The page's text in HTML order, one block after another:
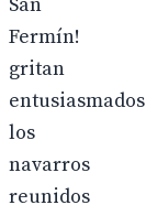
Fermín!
gritan
entusiasmados
los
navarros
reunidos